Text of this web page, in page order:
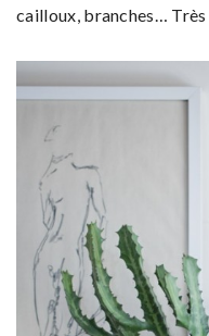
cailloux, branches… Très